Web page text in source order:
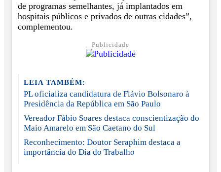
de programas semelhantes, já implantados em
hospitais públicos e privados de outras cidades”,
complementou.
Publicidade
LEIA TAMBÉM:
PL oficializa candidatura de Flávio Bolsonaro à
Presidência da República em São Paulo
Vereador Fábio Soares destaca conscientização do
Maio Amarelo em São Caetano do Sul
Reconhecimento: Doutor Seraphim destaca a
importância do Dia do Trabalho